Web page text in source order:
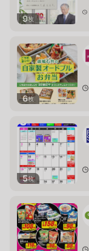
9枚
6枚
5枚